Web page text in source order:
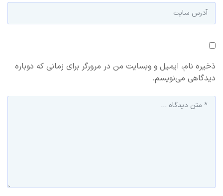
ذخیره نام، ایمیل و وبسایت من در مرورگر برای زمانی که دوباره
دیدگاهی می‌نویسم.